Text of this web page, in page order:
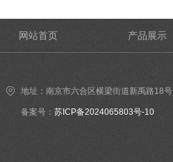
网站首页 产品展示
地址：南京市六合区横梁街道新禹路18号
备案号： 苏ICP备2024065803号-10